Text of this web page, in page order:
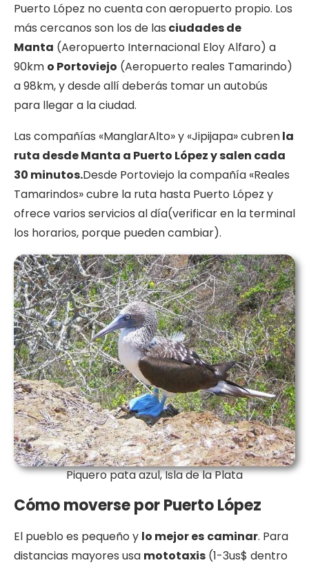
Puerto López no cuenta con aeropuerto propio. Los
más cercanos son los de las ciudades de
Manta (Aeropuerto Internacional Eloy Alfaro) a
90km o Portoviejo (Aeropuerto reales Tamarindo)
a 98km, y desde allí deberás tomar un autobús
para llegar a la ciudad.
Las compañías «ManglarAlto» y «Jipijapa» cubrenla
ruta desde Manta a Puerto López y salen cada
30 minutos.Desde Portoviejo la compañía «Reales
Tamarindos» cubre la ruta hasta Puerto López y
ofrece varios servicios al día(verificar en la terminal
los horarios, porque pueden cambiar).
Piquero pata azul, Isla de la Plata
Cómo moverse por Puerto López
El pueblo es pequeño y lo mejor es caminar. Para
distancias mayores usa mototaxis (1-3us$ dentro